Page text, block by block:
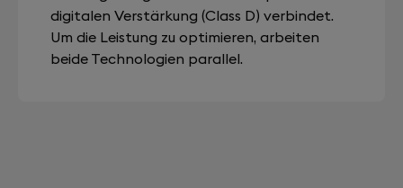
digitalen Verstärkung (Class D) verbindet.
Um die Leistung zu optimieren, arbeiten
beide Technologien parallel.